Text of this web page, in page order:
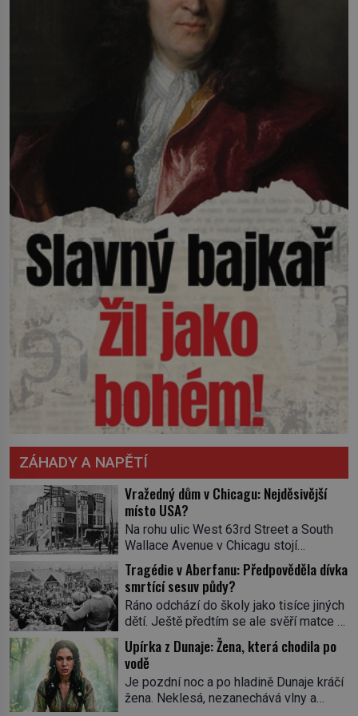
ZÁHADY A NAPĚTÍ
Vražedný dům v Chicagu: Nejděsivější
místo USA?
Na rohu ulic West 63rd Street a South
Wallace Avenue v Chicagu stojí
nenápadná pošta. Nemá žádný speciální
nápis ani pamětní desku. A přesto prý
místní zaměstnanci neradi chodí do
sklepa. Právě tady totiž sídlil sériový
vrah H. H. Holmes a také
nejpropracovanější past na lidi
v dějinách americké kriminalistiky.
Herman Webster Mudgett (1861–1896)
přijíždí […]
Tragédie v Aberfanu: Předpověděla dívka
smrtící sesuv půdy?
Ráno odchází do školy jako tisíce jiných
dětí. Ještě předtím se ale svěří matce s
podivným snem. Ve škole, kterou dobře
zná, tentokrát nevidí budovu ani
spolužáky. Místo nich se před ní tyčí
cosi temného. O několik hodin později je
mrtvá. Mohla devítiletá Zahlédla vlastní
Upírka z Dunaje: Žena, která chodila po
vodě
Je pozdní noc a po hladině Dunaje kráčí
žena. Neklesá, nezanechává vlny a